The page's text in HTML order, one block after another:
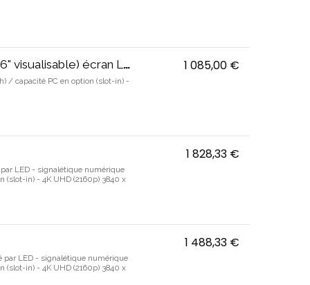
LCD rétro-éclairé par LED
/ capacité PC en option (slot-in) -
1 085,00 €
par LED - signalétique numérique
in) - 4K UHD (2160p) 3840 x
1 828,33 €
par LED - signalétique numérique
in) - 4K UHD (2160p) 3840 x
1 488,33 €